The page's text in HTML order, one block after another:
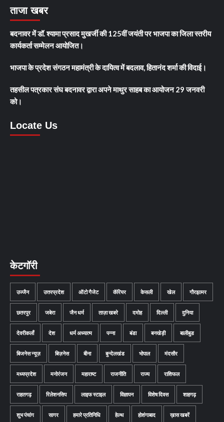
ताजा खबर
बदनावर में डॉ. श्यामा प्रसाद मुखर्जी की 125वीं जयंती पर भाजपा का जिला स्तरीय
कार्यकर्ता सम्मेलन आयोजित।
भाजपा के प्रदेश संगठन महामंत्री के दायित्व में बदलाव, हितानंद शर्मा की विदाई।
तहसील पत्रकार संघ बदनावर द्वारा अपने माथुर साहब का आयोजन 29 जनवरी
को।
Locate Us
केटगॉरी
उज्जैन उत्तरप्रदेश ऑटो गैजेट कॅरियर केसली खेल गौरझामर
छतरपुर जबेरा जैन धर्म ताज़ा खबरे दमोह दिल्ली दुनिया
देवरीकलाँ देश धर्म अध्यात्म पन्ना बंडा बनखेड़ी बालीबुड
बिजनेस न्यूज़ बिज़नेस बीना बुन्देलखंड भोपाल मंदसौर
मध्यप्रदेश मनोरंजन महाराष्ट राजनीति राज्य राशिफल
राहतगढ़ रिलेशनसिप लाइफ स्टाइल विज्ञापन विशेष दिवस शाहगढ़
शुभ पंचांग सागर हमारे प्रतिनिधि हेल्थ होशंगाबाद ख़ास खबरें